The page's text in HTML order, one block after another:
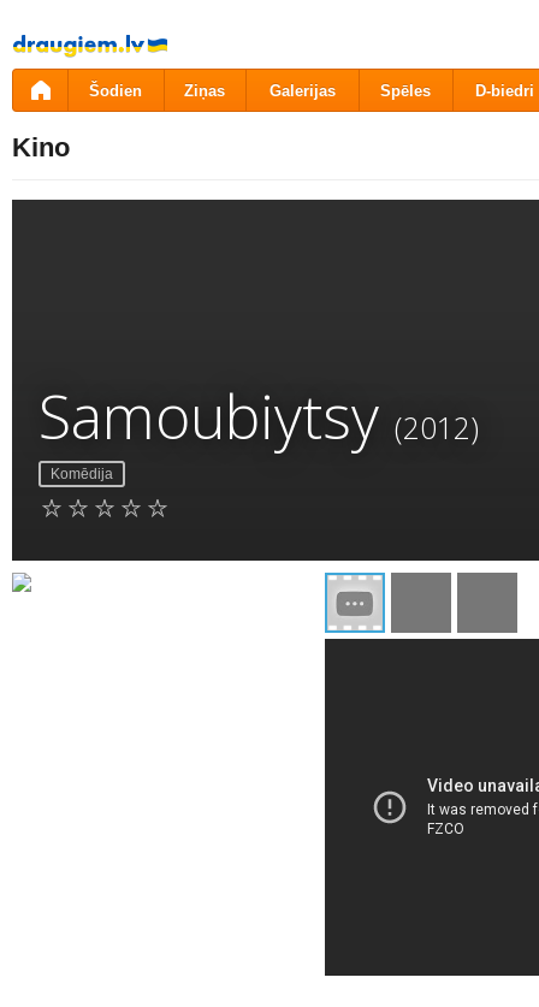
Pāriet
uz
saturu
Šodien Ziņas Galerijas Spēles D-biedri
Kino
Samoubiytsy (2012)
Komēdija